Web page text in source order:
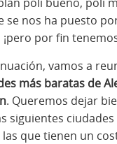
se nos ha puesto
por fin
vamos a
más baratas de
. Queremos dejar
siguientes
que tienen un